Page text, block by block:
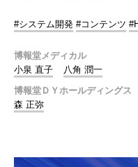
#システム開発 #コンテンツ
博報堂メディカル
小泉 直子
八角 潤一
博報堂ＤＹホールディングス
森 正弥